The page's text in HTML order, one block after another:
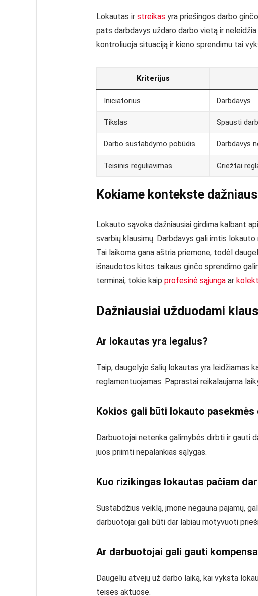
Lokautas ir streikas yra priešingos darbo
pats darbdavys uždaro darbo vietą ir
kontroliuoja situaciją ir kieno sprendimu tai
Kriterijus
Iniciatorius Darbdavys
Tikslas Spausti
Darbo sustabdymo pobūdis Darbdavys
Teisinis reguliavimas Griežtai
Kokiame kontekste
Lokauto sąvoka dažniausiai girdima kalbant
svarbių klausimų. Darbdavys gali imtis
Tai laikoma gana aštria priemone, todėl
išnaudotos kitos taikaus ginčo sprendimo
terminai, tokie kaip profesinė sąjunga ar
Dažniausiai užduodami
Ar lokautas yra legalus?
Taip, daugelyje šalių lokautas yra leidžiamas
reglamentuojamas. Paprastai reikalaujama
Kokios gali būti lokauto
Darbuotojai netenka galimybės dirbti ir gauti
juos priimti nepalankias sąlygas.
Kuo rizikingas lokautas pačiam
Sustabdžius veiklą, įmonė negauna pajamų,
darbuotojai gali būti dar labiau motyvuoti
Ar darbuotojai gali gauti
Daugeliu atvejų už darbo laiką, kai vyksta
teisės aktuose.